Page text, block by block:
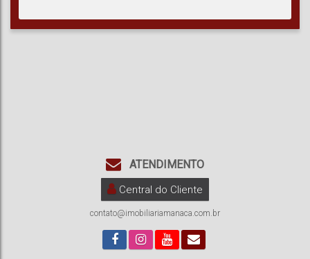
ATENDIMENTO
Central do Cliente
contato@imobiliariamanaca.com.br